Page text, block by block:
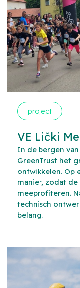
project
VE Lički
In de bergen
GreenTrust het
ontwikkelen. Op
manier, zodat
meeprofiteren.
technisch
belang.